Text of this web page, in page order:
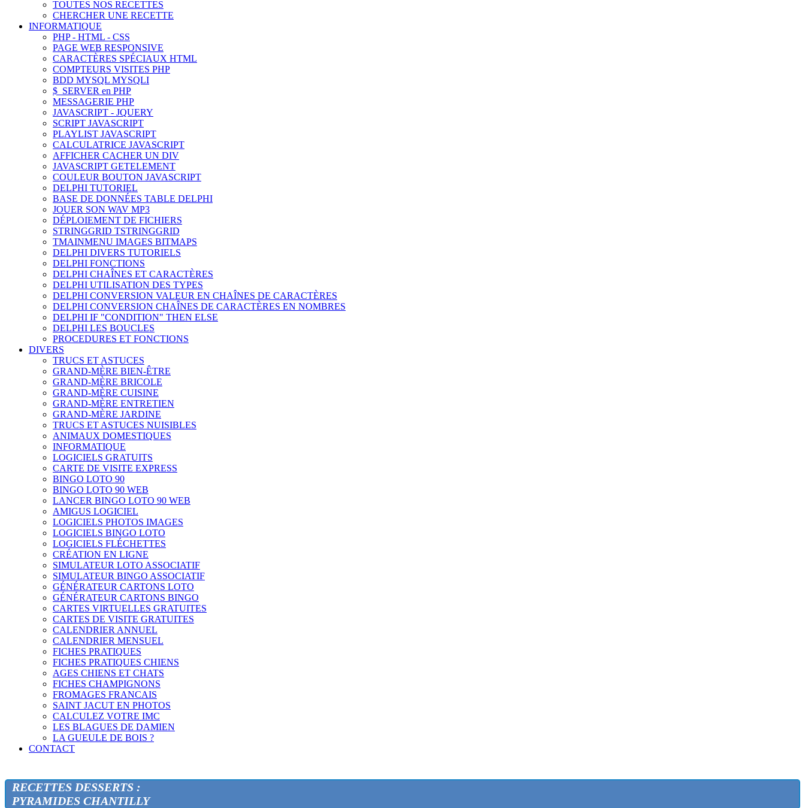
TOUTES NOS RECETTES
CHERCHER UNE RECETTE
INFORMATIQUE
PHP - HTML - CSS
PAGE WEB RESPONSIVE
CARACTÈRES SPÉCIAUX HTML
COMPTEURS VISITES PHP
BDD MYSQL MYSQLI
$_SERVER en PHP
MESSAGERIE PHP
JAVASCRIPT - JQUERY
SCRIPT JAVASCRIPT
PLAYLIST JAVASCRIPT
CALCULATRICE JAVASCRIPT
AFFICHER CACHER UN DIV
JAVASCRIPT GETELEMENT
COULEUR BOUTON JAVASCRIPT
DELPHI TUTORIEL
BASE DE DONNÉES TABLE DELPHI
JOUER SON WAV MP3
DÉPLOIEMENT DE FICHIERS
STRINGGRID TSTRINGGRID
TMAINMENU IMAGES BITMAPS
DELPHI DIVERS TUTORIELS
DELPHI FONCTIONS
DELPHI CHAÎNES ET CARACTÈRES
DELPHI UTILISATION DES TYPES
DELPHI CONVERSION VALEUR EN CHAÎNES DE CARACTÈRES
DELPHI CONVERSION CHAÎNES DE CARACTÈRES EN NOMBRES
DELPHI IF "CONDITION" THEN ELSE
DELPHI LES BOUCLES
PROCEDURES ET FONCTIONS
DIVERS
TRUCS ET ASTUCES
GRAND-MÈRE BIEN-ÊTRE
GRAND-MÈRE BRICOLE
GRAND-MÈRE CUISINE
GRAND-MÈRE ENTRETIEN
GRAND-MÈRE JARDINE
TRUCS ET ASTUCES NUISIBLES
ANIMAUX DOMESTIQUES
INFORMATIQUE
LOGICIELS GRATUITS
CARTE DE VISITE EXPRESS
BINGO LOTO 90
BINGO LOTO 90 WEB
LANCER BINGO LOTO 90 WEB
AMIGUS LOGICIEL
LOGICIELS PHOTOS IMAGES
LOGICIELS BINGO LOTO
LOGICIELS FLÉCHETTES
CRÉATION EN LIGNE
SIMULATEUR LOTO ASSOCIATIF
SIMULATEUR BINGO ASSOCIATIF
GÉNÉRATEUR CARTONS LOTO
GÉNÉRATEUR CARTONS BINGO
CARTES VIRTUELLES GRATUITES
CARTES DE VISITE GRATUITES
CALENDRIER ANNUEL
CALENDRIER MENSUEL
FICHES PRATIQUES
FICHES PRATIQUES CHIENS
AGES CHIENS ET CHATS
FICHES CHAMPIGNONS
FROMAGES FRANCAIS
SAINT JACUT EN PHOTOS
CALCULEZ VOTRE IMC
LES BLAGUES DE DAMIEN
LA GUEULE DE BOIS ?
CONTACT
RECETTES DESSERTS :
PYRAMIDES CHANTILLY